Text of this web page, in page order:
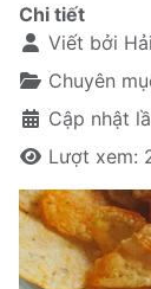
Chi tiết
Viết bởi
Chuyên
Cập nhật
Lượt xem: